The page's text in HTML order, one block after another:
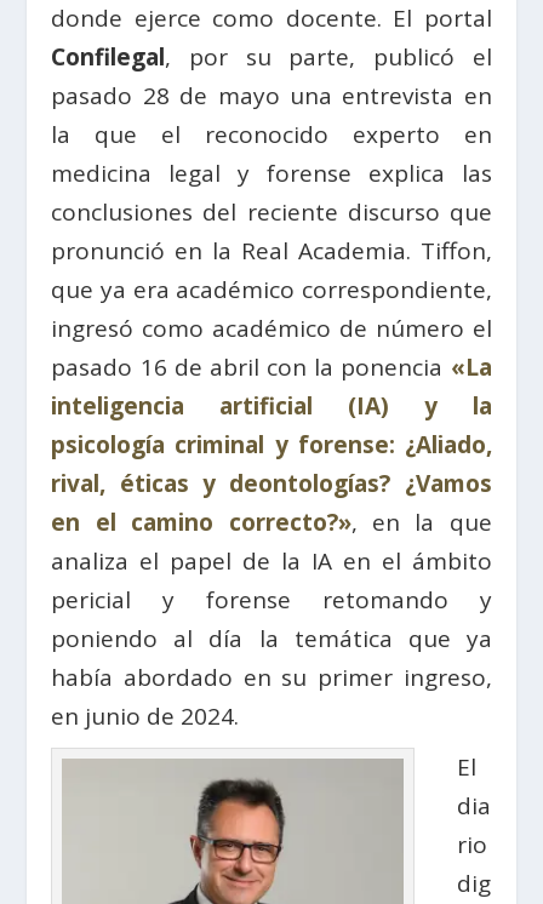
donde ejerce como docente. El portal
Confilegal, por su parte, publicó el
pasado 28 de mayo una entrevista en
la que el reconocido experto en
medicina legal y forense explica las
conclusiones del reciente discurso que
pronunció en la Real Academia. Tiffon,
que ya era académico correspondiente,
ingresó como académico de número el
pasado 16 de abril con la ponencia «La
inteligencia artificial (IA) y la
psicología criminal y forense: ¿Aliado,
rival, éticas y deontologías? ¿Vamos
en el camino correcto?», en la que
analiza el papel de la IA en el ámbito
pericial y forense retomando y
poniendo al día la temática que ya
había abordado en su primer ingreso,
en junio de 2024.
El
dia
rio
dig